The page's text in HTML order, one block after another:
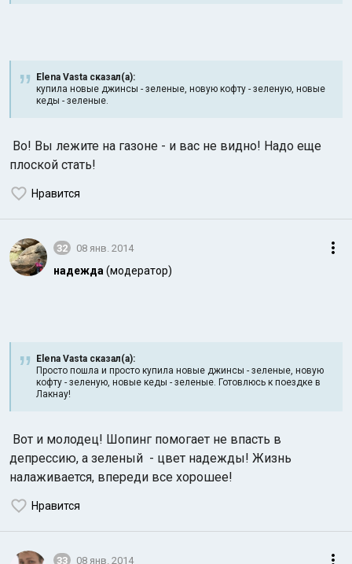
Elena Vasta сказал(а):
купила новые джинсы - зеленые, новую кофту - зеленую, новые
кеды - зеленые.
Во! Вы лежите на газоне - и вас не видно! Надо еще
плоской стать!
Нравится
32 08 янв. 2014
надежда (модератор)
Elena Vasta сказал(а):
Просто пошла и просто купила новые джинсы - зеленые, новую
кофту - зеленую, новые кеды - зеленые. Готовлюсь к поездке в
Лакнау!
Вот и молодец! Шопинг помогает не впасть в
депрессию, а зеленый - цвет надежды! Жизнь
налаживается, впереди все хорошее!
Нравится
33 08 янв. 2014